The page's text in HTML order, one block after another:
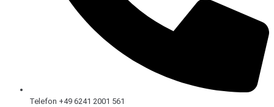
Telefon +49 6241 2001 561